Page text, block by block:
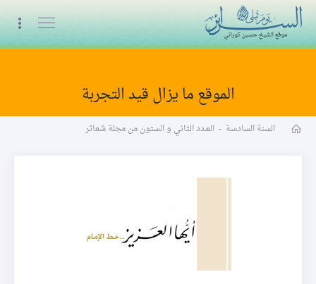
البث المباشر
الموقع ما يزال قيد التجربة
السنة السادسة - العـدد الثاني و الستون من مجلة شعائر